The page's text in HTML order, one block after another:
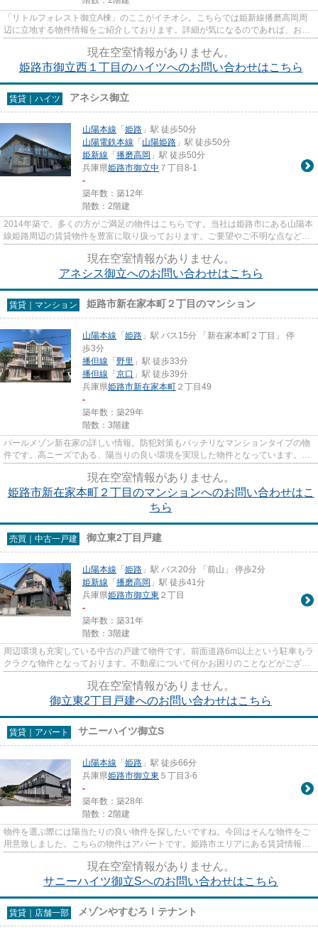
「リトルフォレスト御立A棟」のここがイチオシ。こちらでは姫新線播磨高岡周
辺に立地する物件情報をご紹介しております。詳細が気になるのであれば、お気
軽にお問い合わせください。
現在空室情報がありません。
姫路市御立西１丁目のハイツへのお問い合わせはこちら
賃貸｜ハイツ アネシス御立
山陽本線 「姫路 」駅 徒歩50分
山陽電鉄本線 「山陽姫路 」駅 徒歩50分
姫新線 「播磨高岡 」駅 徒歩50分
兵庫県姫路市御立中 ７丁目8-1
-
築年数：築12年
階数：2階建
2014年築で、多くの方がご満足の物件はこちらです。当社は姫路市にある山陽本
線姫路周辺の賃貸物件を豊富に取り扱っております。ご要望やご不明な点などご
ざいましたら、お気軽にお問...
現在空室情報がありません。
アネシス御立へのお問い合わせはこちら
賃貸｜マンション 姫路市新在家本町２丁目のマンション
山陽本線 「姫路 」駅 バス15分 「新在家本町２丁目」 停
歩3分
播但線 「野里 」駅 徒歩33分
播但線 「京口 」駅 徒歩39分
兵庫県姫路市新在家本町 ２丁目49
-
築年数：築29年
階数：3階建
パールメゾン新在家の詳しい情報。防犯対策もバッチリなマンションタイプの物
件です。高ニーズである、陽当りの良い環境を実現した物件となっています。当
社スタッフが地域の賃貸情報...
現在空室情報がありません。
姫路市新在家本町２丁目のマンションへのお問い合わせはこ
ちら
売買｜中古一戸建 御立東2丁目戸建
山陽本線 「姫路 」駅 バス20分 「前山」 停歩2分
姫新線 「播磨高岡 」駅 徒歩41分
兵庫県姫路市御立東 ２丁目
-
築年数：築31年
階数：3階建
周辺環境も充実している中古の戸建て物件です。前面道路6m以上という駐車もラ
クラクな物件となっております。不動産について何かお困りのことなどがござい
ましたら、山陽本線姫路周辺...
現在空室情報がありません。
御立東2丁目戸建へのお問い合わせはこちら
賃貸｜アパート サニーハイツ御立S
山陽本線 「姫路 」駅 徒歩66分
兵庫県姫路市御立東 ５丁目3-6
-
築年数：築28年
階数：2階建
物件を選ぶ際には陽当たりの良い物件を探したいですね。今回はそんな物件をご
用意致しました。こちらの物件はアパートです。姫路市エリアにある賃貸情報の
ことなら、地域に密着した当...
現在空室情報がありません。
サニーハイツ御立Sへのお問い合わせはこちら
賃貸｜店舗一部 メゾンやすむろⅠテナント